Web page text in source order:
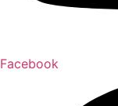
Facebook